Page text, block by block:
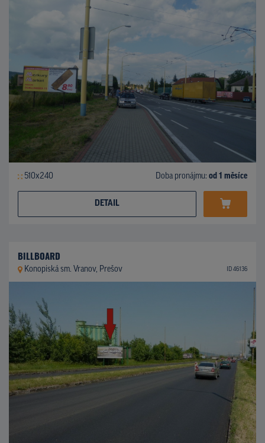
510x240 Doba pronájmu: od 1 měsíce
DETAIL
BILLBOARD
Konopiská sm. Vranov, Prešov ID 46136